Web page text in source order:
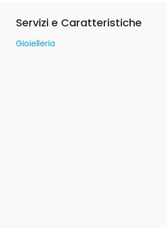
Servizi e Caratteristiche
Gioielleria